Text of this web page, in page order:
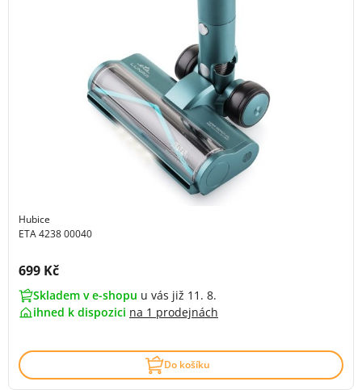
Hubice
ETA 4238 00040
Cena s DPH:
699 Kč
Skladem v e-shopu u vás již 11. 8.
ihned k dispozici na 1 prodejnách
Do košíku